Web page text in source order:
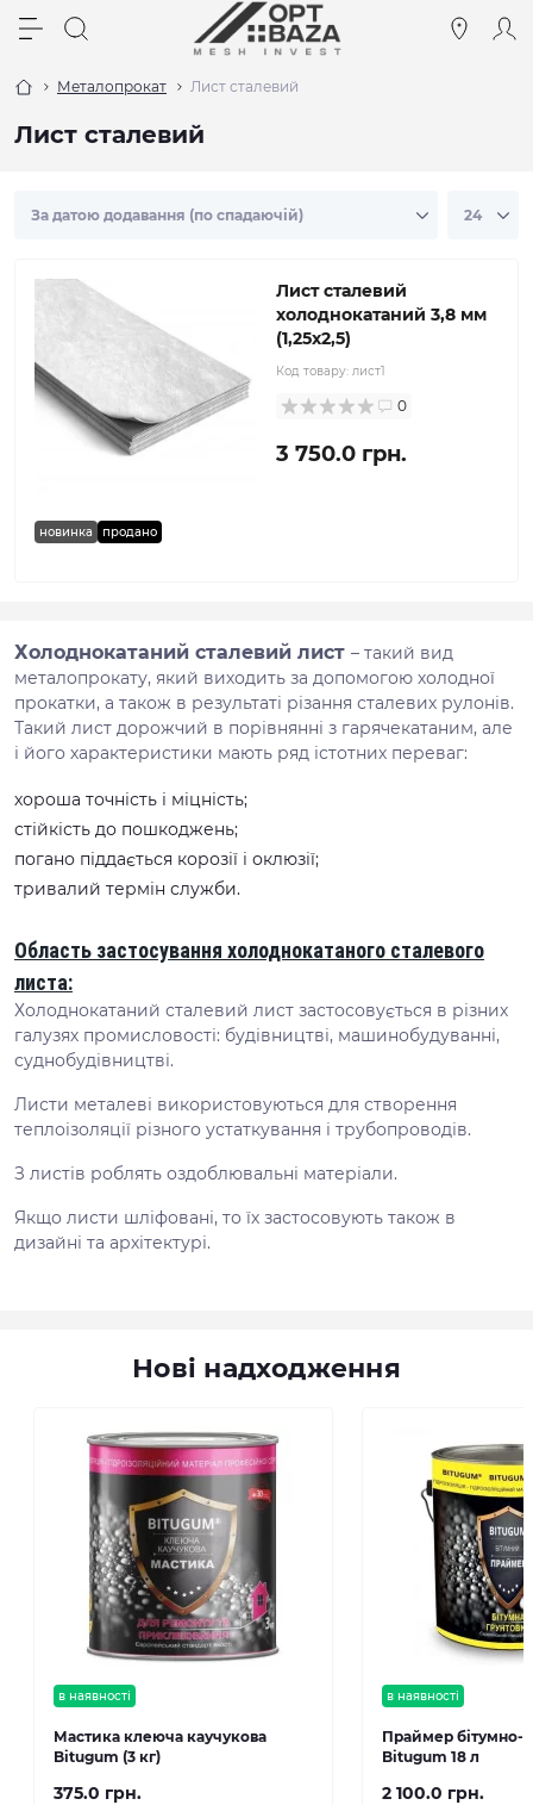
Металопрокат Лист сталевий
Лист сталевий
новинка продано
Лист сталевий
холоднокатаний 3,8 мм
(1,25х2,5)
Код товару: лист1
0
3 750.0 грн.
Холоднокатаний сталевий лист – такий вид
металопрокату, який виходить за допомогою холодної
прокатки, а також в результаті різання сталевих рулонів.
Такий лист дорожчий в порівнянні з гарячекатаним, але
і його характеристики мають ряд істотних переваг:
хороша точність і міцність;
стійкість до пошкоджень;
погано піддається корозії і оклюзії;
тривалий термін служби.
Область застосування холоднокатаного сталевого
листа:
Холоднокатаний сталевий лист застосовується в різних
галузях промисловості: будівництві, машинобудуванні,
суднобудівництві.
Листи металеві використовуються для створення
теплоізоляції різного устаткування і трубопроводів.
З листів роблять оздоблювальні матеріали.
Якщо листи шліфовані, то їх застосовують також в
дизайні та архітектурі.
Нові надходження
в наявності
Мастика клеюча каучукова
Bitugum (3 кг)
375.0 грн.
в наявності
Праймер бітумно-
Bitugum 18 л
2 100.0 грн.